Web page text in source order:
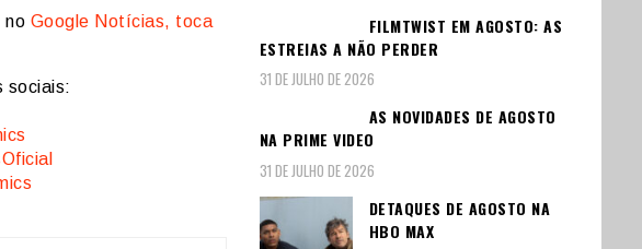
no Google Notícias, toca
sociais:
FILMTWIST EM AGOSTO: AS
ESTREIAS A NÃO PERDER
31 DE JULHO DE 2026
AS NOVIDADES DE AGOSTO
NA PRIME VIDEO
31 DE JULHO DE 2026
DETAQUES DE AGOSTO NA
HBO MAX